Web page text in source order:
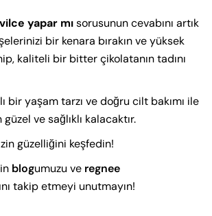
yapar mısorusunun cevabını artık
bir kenara bırakın ve yüksek
kaliteli bir bitter çikolatanın tadını
bir yaşam tarzı ve doğru cilt bakımı ile
ve sağlıklı kalacaktır.
güzelliğini keşfedin!
blogumuzu ve regnee
takip etmeyi unutmayın!